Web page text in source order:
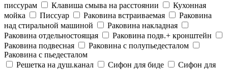
писсурам
Клавиша смыва на расстоянии
Кухонная
мойка
Писсуар Раковина встраиваемая
Раковина
над стиральной машиной
Раковина накладная
Раковина отдельностоящая
Раковина подв.+ кронштейн
Раковина подвесная
Раковина с полупьедесталом
Раковина с пьедесталом
Решетка на душ.канал
Сифон для биде
Сифон для